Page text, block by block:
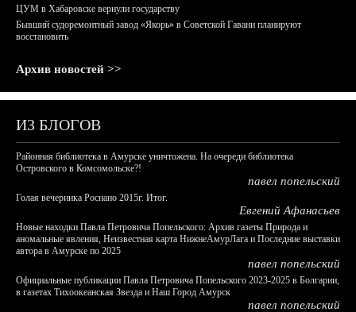
ЦУМ в Хабаровске вернули государству
Бывший судоремонтный завод «Якорь» в Советской Гавани планируют
восстановить
Архив новостей >>
ИЗ БЛОГОВ
Районная библиотека в Амурске уничтожена. На очереди библиотека
Островского в Комсомольске?!
павел попельский
Голая вечеринка Роснано 2015г. Итог.
Евгений Афанасьев
Новые находки Павла Петровича Попельского: Архив газеты Природа и
аномальные явления, Неизвестная карта НижнеАмурЛага и Последние выставки
автора в Амурске по 2025
павел попельский
Официальные публикации Павла Петровича Попельского 2023-2025 в Болгарии,
в газетах Тихоокеанская Звезда и Наш Город Амурск
павел попельский